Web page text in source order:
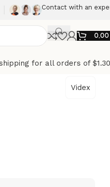
Contact with an
0,00
for all orders of
Videx